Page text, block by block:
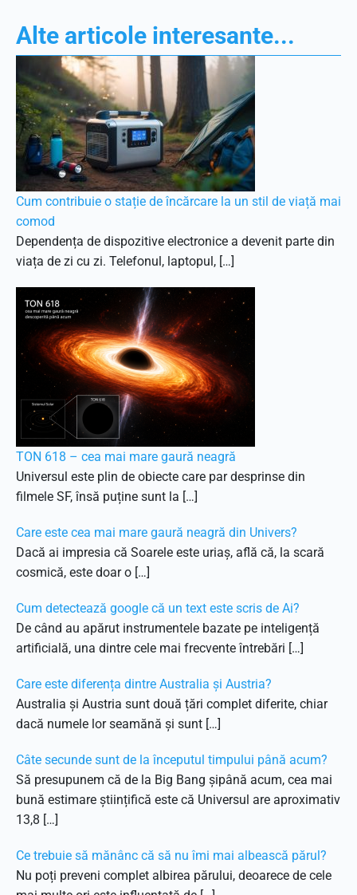
Alte articole interesante...
Cum contribuie o stație de încărcare la un stil de viață mai
comod
Dependența de dispozitive electronice a devenit parte din
viața de zi cu zi. Telefonul, laptopul, […]
TON 618 – cea mai mare gaură neagră
Universul este plin de obiecte care par desprinse din
filmele SF, însă puține sunt la […]
Care este cea mai mare gaură neagră din Univers?
Dacă ai impresia că Soarele este uriaș, află că, la scară
cosmică, este doar o […]
Cum detectează google că un text este scris de Ai?
De când au apărut instrumentele bazate pe inteligență
artificială, una dintre cele mai frecvente întrebări […]
Care este diferența dintre Australia și Austria?
Australia și Austria sunt două țări complet diferite, chiar
dacă numele lor seamănă și sunt […]
Câte secunde sunt de la începutul timpului până acum?
Să presupunem că de la Big Bang șipână acum, cea mai
bună estimare științifică este că Universul are aproximativ
13,8 […]
Ce trebuie să mănânc că să nu îmi mai albească părul?
Nu poți preveni complet albirea părului, deoarece de cele